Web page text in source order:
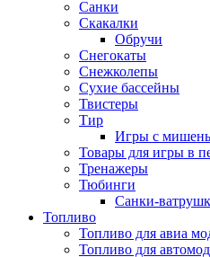
Санки
Скакалки
Обручи
Снегокаты
Снежколепы
Сухие бассейны
Твистеры
Тир
Игры с
Товары для игры в
Тренажеры
Тюбинги
Санки-
Топливо
Топливо для авиа
Топливо для